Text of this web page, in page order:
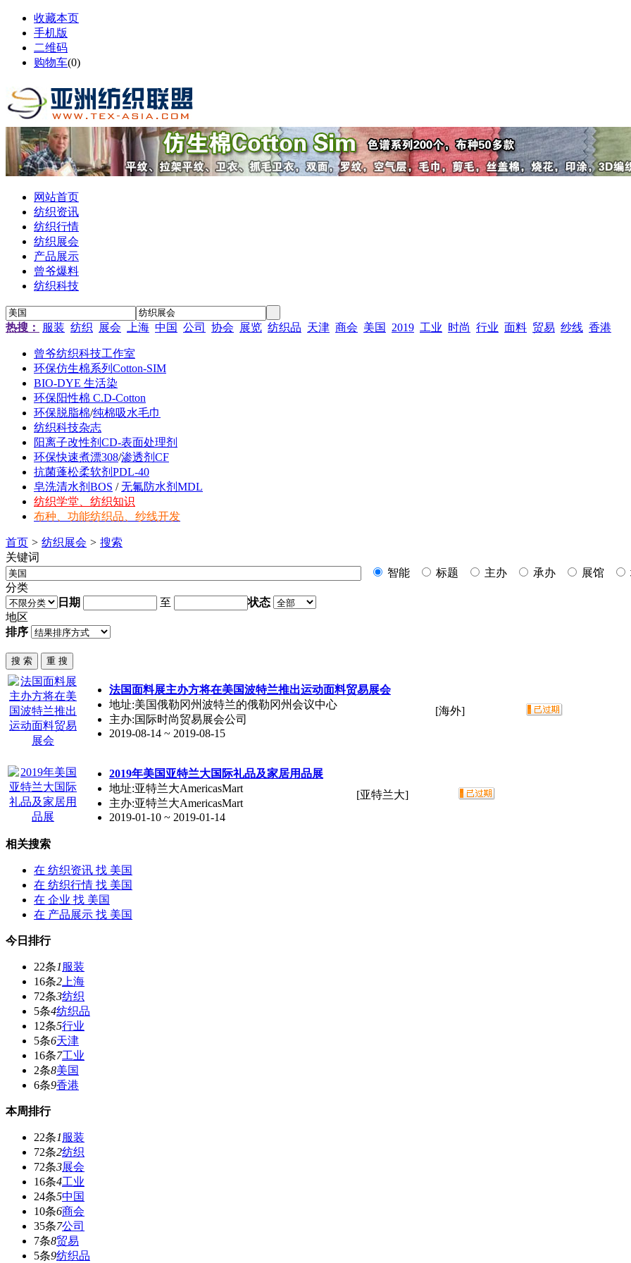
收藏本页
手机版
二维码
购物车(0)
网站首页
纺织资讯
纺织行情
纺织展会
产品展示
曾爷爆料
纺织科技
热搜： 服装 纺织 展会 上海 中国 公司 协会 展览 纺织品 天津 商会 美国 2019 工业 时尚 行业 面料 贸易 纱线 香港
曾爷纺织科技工作室
环保仿生棉系列Cotton-SIM
BIO-DYE 生活染
环保阳性棉 C.D-Cotton
环保脱脂棉/纯棉吸水毛巾
纺织科技杂志
阳离子改性剂CD-表面处理剂
环保快速煮漂308/渗透剂CF
抗菌蓬松柔软剂PDL-40
皂洗清水剂BOS /无氟防水剂MDL
纺织学堂、纺织知识
布种、功能纺织品、纱线开发
首页 > 纺织展会 > 搜索
关键词
智能
标题 主办 承办 展馆
分类
日期
至
状态
地区
排序
法国面料展主办方将在美国波特兰推出运动面料贸易展会
地址:美国俄勒冈州波特兰的俄勒冈州会议中心
主办:国际时尚贸易展会公司
2019-08-14 ~ 2019-08-15
[海外]
2019年美国亚特兰大国际礼品及家居用品展
地址:亚特兰大AmericasMart
主办:亚特兰大AmericasMart
2019-01-10 ~ 2019-01-14
[亚特兰大]
相关搜索
在 纺织资讯 找 美国
在 纺织行情 找 美国
在 企业 找 美国
在 产品展示 找 美国
今日排行
22条1 服装
16条2 上海
72条3纺织
5条4纺织品
12条5行业
5条6天津
16条7工业
2条8美国
6条9香港
本周排行
22条1 服装
72条2纺织
72条3展会
16条4工业
24条5中国
10条6商会
35条7公司
7条8贸易
5条9纺织品